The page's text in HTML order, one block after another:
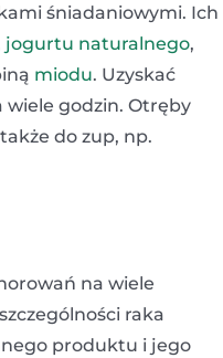
śniadaniowymi. Ich
jogurtu naturalnego,
miodu. Uzyskać
wiele godzin. Otręby
do zup, np.
na wiele
raka
produktu i jego